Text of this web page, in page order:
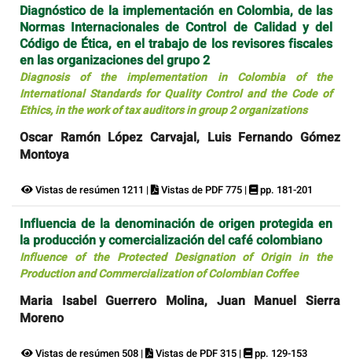
Diagnóstico de la implementación en Colombia, de las
Normas Internacionales de Control de Calidad y del
Código de Ética, en el trabajo de los revisores fiscales
en las organizaciones del grupo 2
Diagnosis of the implementation in Colombia of the
International Standards for Quality Control and the Code of
Ethics, in the work of tax auditors in group 2 organizations
Oscar Ramón López Carvajal, Luis Fernando Gómez
Montoya
Vistas de resúmen 1211 | Vistas de PDF 775 | pp. 181-201
Influencia de la denominación de origen protegida en
la producción y comercialización del café colombiano
Influence of the Protected Designation of Origin in the
Production and Commercialization of Colombian Coffee
Maria Isabel Guerrero Molina, Juan Manuel Sierra
Moreno
Vistas de resúmen 508 | Vistas de PDF 315 | pp. 129-153